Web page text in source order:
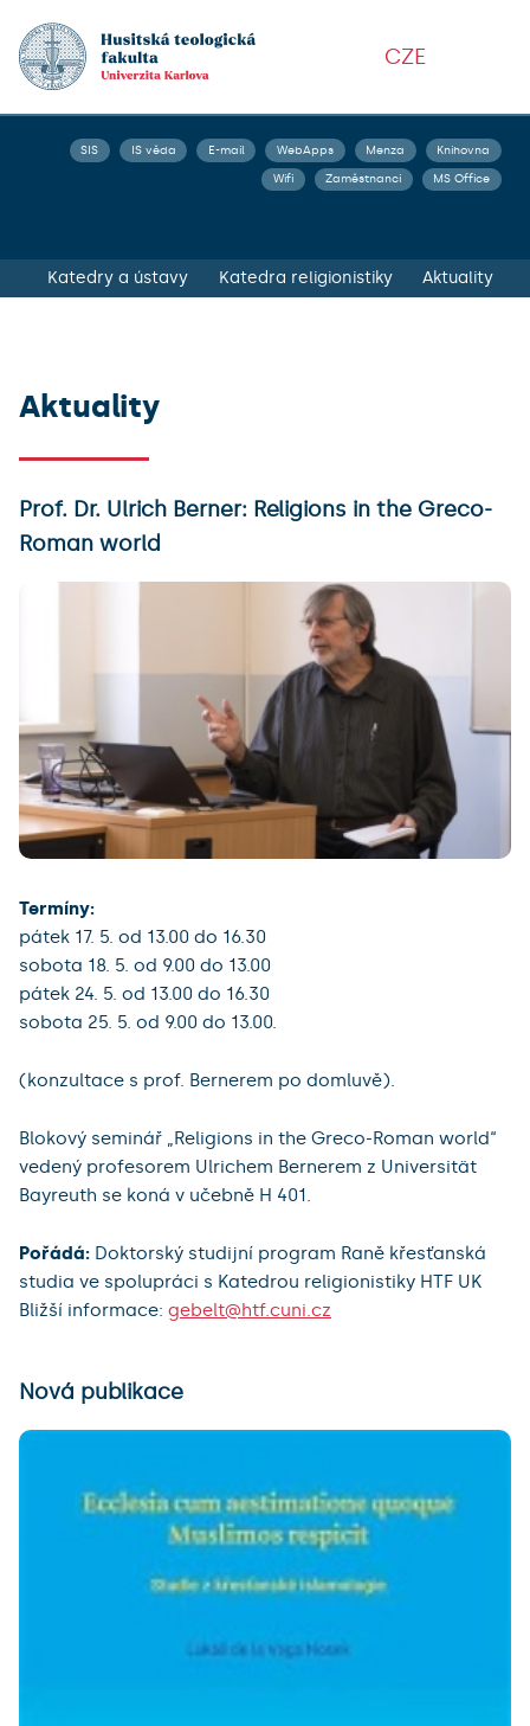
CZE
SIS IS věda E-mail WebApps Menza Knihovna
Wifi Zaměstnanci MS Office
Katedry a ústavy Katedra religionistiky Aktuality
Aktuality
Prof. Dr. Ulrich Berner: Religions in the Greco-
Roman world
Termíny:
pátek 17. 5. od 13.00 do 16.30
sobota 18. 5. od 9.00 do 13.00
pátek 24. 5. od 13.00 do 16.30
sobota 25. 5. od 9.00 do 13.00.
(konzultace s prof. Bernerem po domluvě).
Blokový seminář „Religions in the Greco-Roman world“
vedený profesorem Ulrichem Bernerem z Universität
Bayreuth se koná v učebně H 401.
Pořádá: Doktorský studijní program Raně křesťanská
studia ve spolupráci s Katedrou religionistiky HTF UK
Bližší informace: gebelt@htf.cuni.cz
Nová publikace